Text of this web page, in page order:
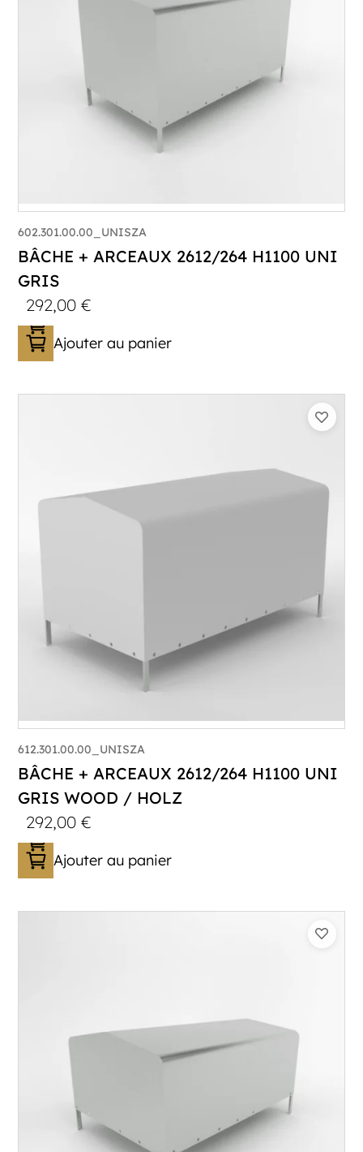
602.301.00.00_UNISZA
BÂCHE + ARCEAUX 2612/264 H1100 UNI
GRIS
292,00€
Ajouter au panier
612.301.00.00_UNISZA
BÂCHE + ARCEAUX 2612/264 H1100 UNI
GRIS WOOD / HOLZ
292,00€
Ajouter au panier